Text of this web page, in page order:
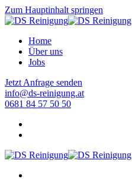
Zum Hauptinhalt springen
Home
Über uns
Jobs
Jetzt Anfrage senden
info@ds-reinigung.at
0681 84 57 50 50